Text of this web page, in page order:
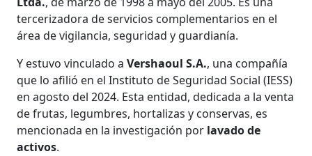
tercerizadora de servicios complementarios en el
área de vigilancia, seguridad y guardianía.
Y estuvo vinculado a Vershaoul S.A., una compañía
que lo afilió en el Instituto de Seguridad Social (IESS)
en agosto del 2024. Esta entidad, dedicada a la venta
de frutas, legumbres, hortalizas y conservas, es
mencionada en la investigación por lavado de
activos.